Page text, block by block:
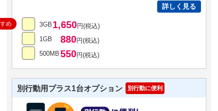
詳しく見る
3GB 1,650円(税込)
め
1GB 880円(税込)
500MB 550円(税込)
別行動用プラス1台オプション 別行動に便利